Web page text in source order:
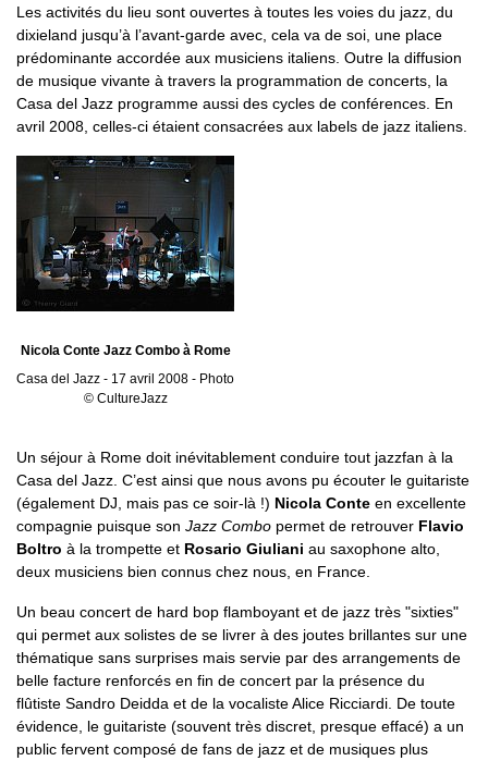
Les activités du lieu sont ouvertes à toutes les voies du jazz, du
dixieland jusqu’à l’avant-garde avec, cela va de soi, une place
prédominante accordée aux musiciens italiens. Outre la diffusion
de musique vivante à travers la programmation de concerts, la
Casa del Jazz programme aussi des cycles de conférences. En
avril 2008, celles-ci étaient consacrées aux labels de jazz italiens.
Nicola Conte Jazz Combo à Rome
Casa del Jazz - 17 avril 2008 - Photo
© CultureJazz
Un séjour à Rome doit inévitablement conduire tout jazzfan à la
Casa del Jazz. C’est ainsi que nous avons pu écouter le guitariste
(également DJ, mais pas ce soir-là !) Nicola Conte en excellente
compagnie puisque son Jazz Combo permet de retrouver Flavio
Boltro à la trompette et Rosario Giuliani au saxophone alto,
deux musiciens bien connus chez nous, en France.
Un beau concert de hard bop flamboyant et de jazz très "sixties"
qui permet aux solistes de se livrer à des joutes brillantes sur une
thématique sans surprises mais servie par des arrangements de
belle facture renforcés en fin de concert par la présence du
flûtiste Sandro Deidda et de la vocaliste Alice Ricciardi. De toute
évidence, le guitariste (souvent très discret, presque effacé) a un
public fervent composé de fans de jazz et de musiques plus